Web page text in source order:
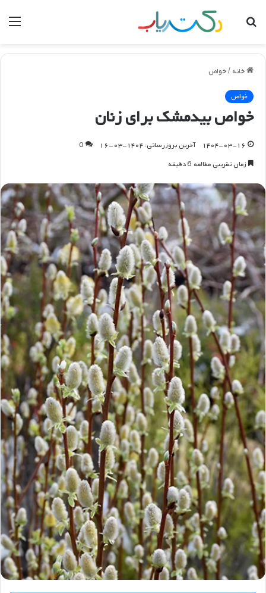
جستجو
خانه /خواص
خواص
خواص بیدمشک برای زنان
۱۴۰۴-۰۳-۱۶ آخرین بروزرسانی: ۱۴۰۴-۰۳-۱۶
0
زمان تقریبی مطالعه 6 دقیقه